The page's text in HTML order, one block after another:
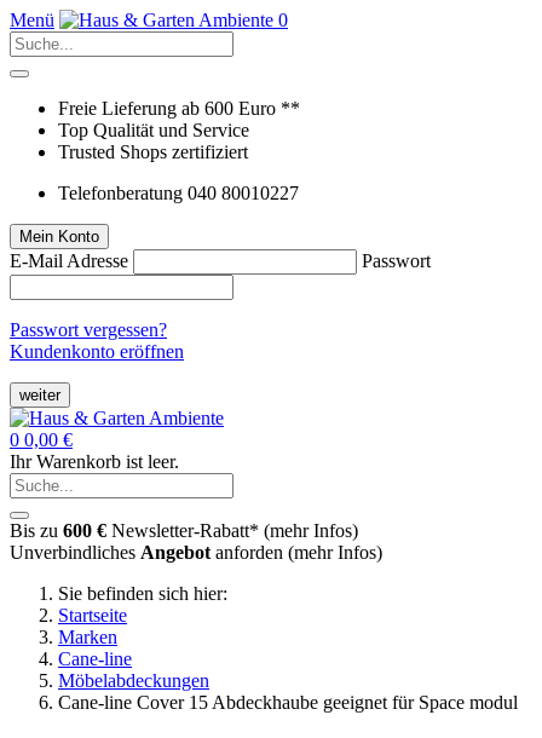
Menü 0
Freie Lieferung ab 600 Euro **
Top Qualität und Service
Trusted Shops zertifiziert
Telefonberatung 040 80010227
Mein Konto
E-Mail Adresse Passwort
Passwort vergessen?
Kundenkonto eröffnen
weiter
0 0,00 €
Ihr Warenkorb ist leer.
Bis zu 600 € Newsletter-Rabatt* (mehr Infos)
Unverbindliches Angebot anforden (mehr Infos)
Sie befinden sich hier:
Startseite
Marken
Cane-line
Möbelabdeckungen
Cane-line Cover 15 Abdeckhaube geeignet für Space modul